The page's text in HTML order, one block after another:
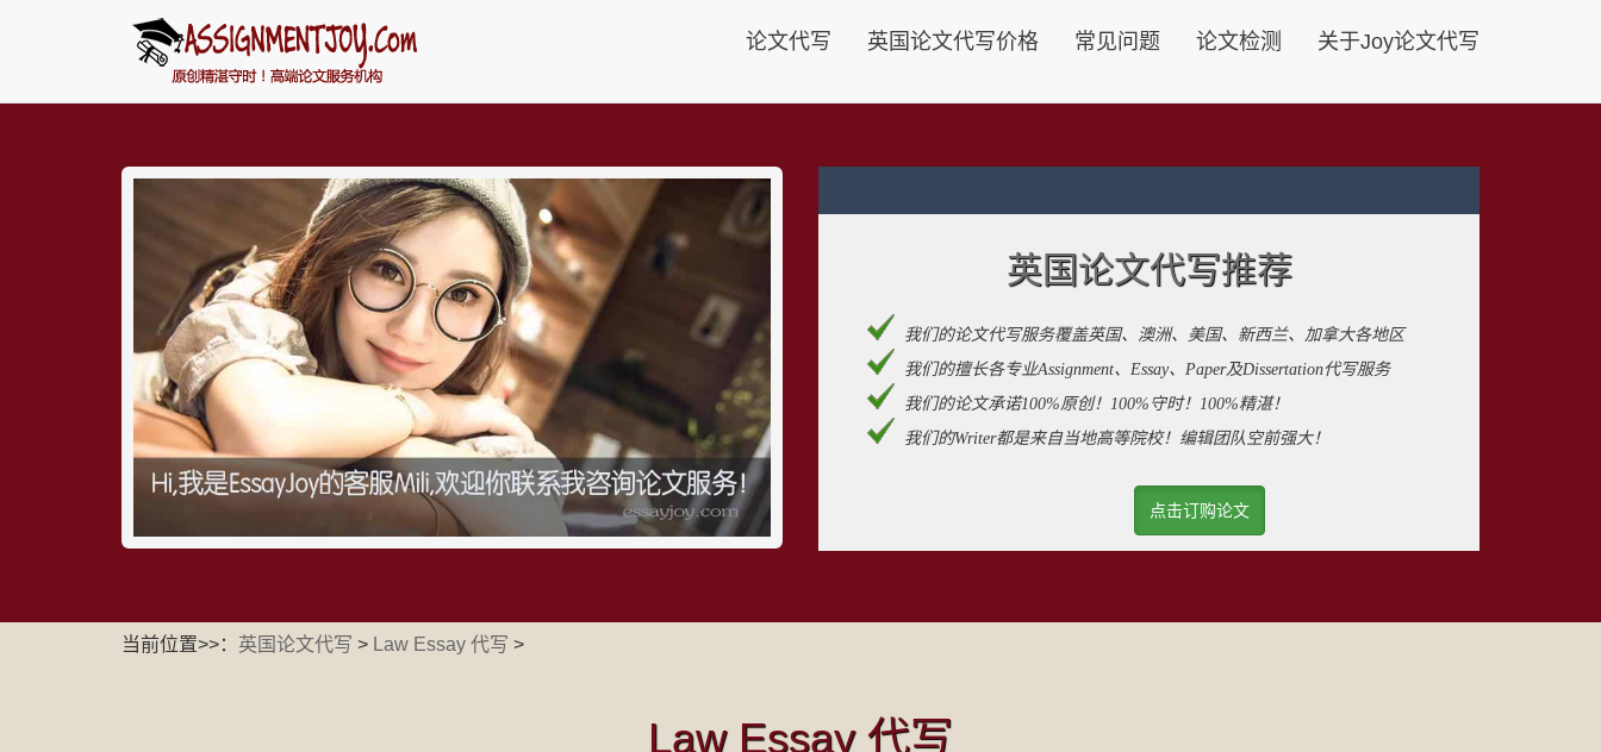
论文代写 英国论文代写价格 常见问题 论文检测 关于Joy论文代写
英国论文代写推荐
我们的论文代写服务覆盖英国、澳洲、美国、新西兰、加拿大各地区
我们的擅长各专业Assignment、Essay、Paper及Dissertation代写服务
我们的论文承诺100%原创！100%守时！100%精湛！
我们的Writer都是来自当地高等院校！编辑团队空前强大！
点击订购论文
当前位置>>： 英国论文代写 > Law Essay 代写 >
Law Essay 代写